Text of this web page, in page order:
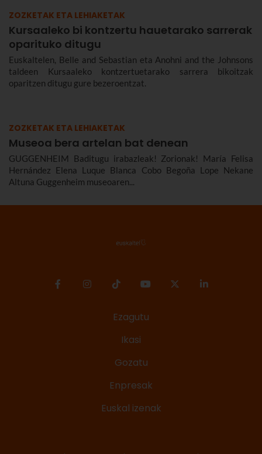
ZOZKETAK ETA LEHIAKETAK
Kursaaleko bi kontzertu hauetarako sarrerak
oparituko ditugu
Euskaltelen, Belle and Sebastian eta Anohni and the Johnsons
taldeen Kursaaleko kontzertuetarako sarrera bikoitzak
oparitzen ditugu gure bezeroentzat.
ZOZKETAK ETA LEHIAKETAK
Museoa bera artelan bat denean
GUGGENHEIM Baditugu irabazleak! Zorionak! María Felisa
Hernández Elena Luque Blanca Cobo Begoña Lope Nekane
Altuna Guggenheim museoaren...
Ezagutu
Ikasi
Gozatu
Enpresak
Euskal izenak